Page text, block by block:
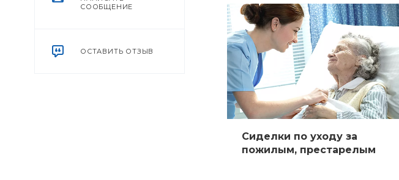
СООБЩЕНИЕ
ОСТАВИТЬ ОТЗЫВ
Сиделки по уходу за
пожилым, престарелым